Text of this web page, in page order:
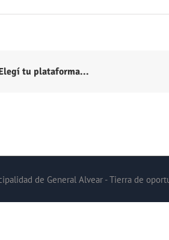
tu plataforma...
de General Alvear - Tierra de